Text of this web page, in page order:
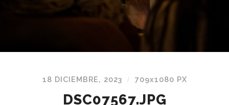
18 DICIEMBRE, 2023 / 709x1080 PX
DSC07567.JPG